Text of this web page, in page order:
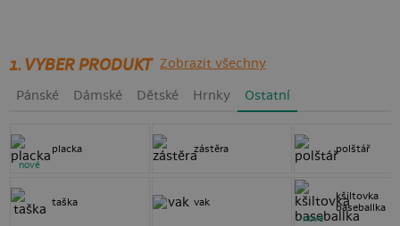
1. VYBER PRODUKT Zobrazit všechny
Pánské Dámské Dětské Hrnky Ostatní
placka
nové
taška
zástěra
vak
polštář
kšiltovka
baseballka
nové